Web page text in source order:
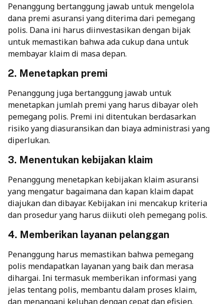
Penanggung bertanggung jawab untuk mengelola
dana premi asuransi yang diterima dari pemegang
polis. Dana ini harus diinvestasikan dengan bijak
untuk memastikan bahwa ada cukup dana untuk
membayar klaim di masa depan.
2. Menetapkan premi
Penanggung juga bertanggung jawab untuk
menetapkan jumlah premi yang harus dibayar oleh
pemegang polis. Premi ini ditentukan berdasarkan
risiko yang diasuransikan dan biaya administrasi yang
diperlukan.
3. Menentukan kebijakan klaim
Penanggung menetapkan kebijakan klaim asuransi
yang mengatur bagaimana dan kapan klaim dapat
diajukan dan dibayar. Kebijakan ini mencakup kriteria
dan prosedur yang harus diikuti oleh pemegang polis.
4. Memberikan layanan pelanggan
Penanggung harus memastikan bahwa pemegang
polis mendapatkan layanan yang baik dan merasa
dihargai. Ini termasuk memberikan informasi yang
jelas tentang polis, membantu dalam proses klaim,
dan menangani keluhan dengan cepat dan efisien.